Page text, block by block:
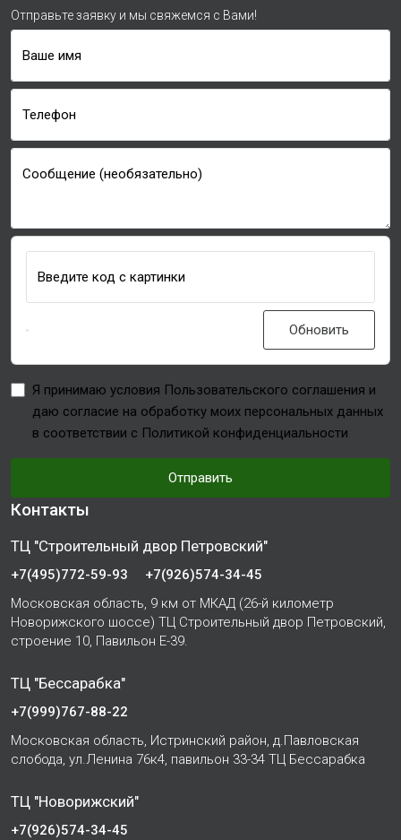
Отправьте заявку и мы свяжемся с Вами!
Ваше имя
Телефон
Сообщение (необязательно)
Введите код с картинки
Обновить
Я принимаю условия Пользовательского соглашения и
даю согласие на обработку моих персональных данных
в соответствии с Политикой конфиденциальности
Отправить
Контакты
ТЦ "Строительный двор Петровский"
+7(495)772-59-93
+7(926)574-34-45
Московская область, 9 км от МКАД (26-й километр
Новорижского шоссе) ТЦ Строительный двор Петровский,
строение 10, Павильон Е-39.
ТЦ "Бессарабка"
+7(999)767-88-22
Московская область, Истринский район, д.Павловская
слобода, ул.Ленина 76к4, павильон 33-34 ТЦ Бессарабка
ТЦ "Новорижский"
+7(926)574-34-45